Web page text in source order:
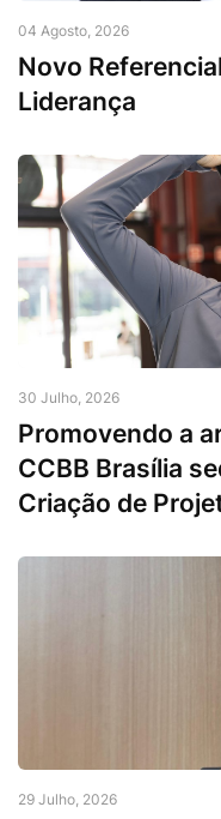
04 Agosto, 2026
Novo
Liderança
30 Julho, 2026
Promovendo a
CCBB Brasília
Criação de
29 Julho, 2026